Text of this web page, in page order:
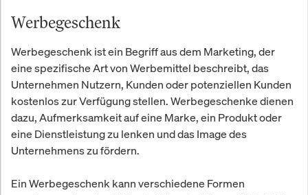
Werbegeschenk
Werbegeschenk ist ein Begriff aus dem Marketing, der
eine spezifische Art von Werbemittel beschreibt, das
Unternehmen Nutzern, Kunden oder potenziellen Kunden
kostenlos zur Verfügung stellen. Werbegeschenke dienen
dazu, Aufmerksamkeit auf eine Marke, ein Produkt oder
eine Dienstleistung zu lenken und das Image des
Unternehmens zu fördern.
Ein Werbegeschenk kann verschiedene Formen